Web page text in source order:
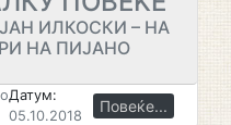
ИЛКОСКИ – НА
НА ПИЈАНО
Датум:
05.10.2018
Повеќе...